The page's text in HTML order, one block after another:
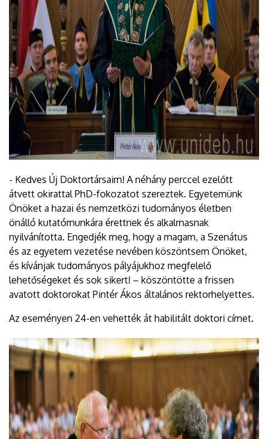
- Kedves Új Doktortársaim! A néhány perccel ezelőtt
átvett okirattal PhD-fokozatot szereztek. Egyetemünk
Önöket a hazai és nemzetközi tudományos életben
önálló kutatómunkára érettnek és alkalmasnak
nyilvánította. Engedjék meg, hogy a magam, a Szenátus
és az egyetem vezetése nevében köszöntsem Önöket,
és kívánjak tudományos pályájukhoz megfelelő
lehetőségeket és sok sikert! – köszöntötte a frissen
avatott doktorokat Pintér Ákos általános rektorhelyettes.
Az eseményen 24-en vehették át habilitált doktori címet.